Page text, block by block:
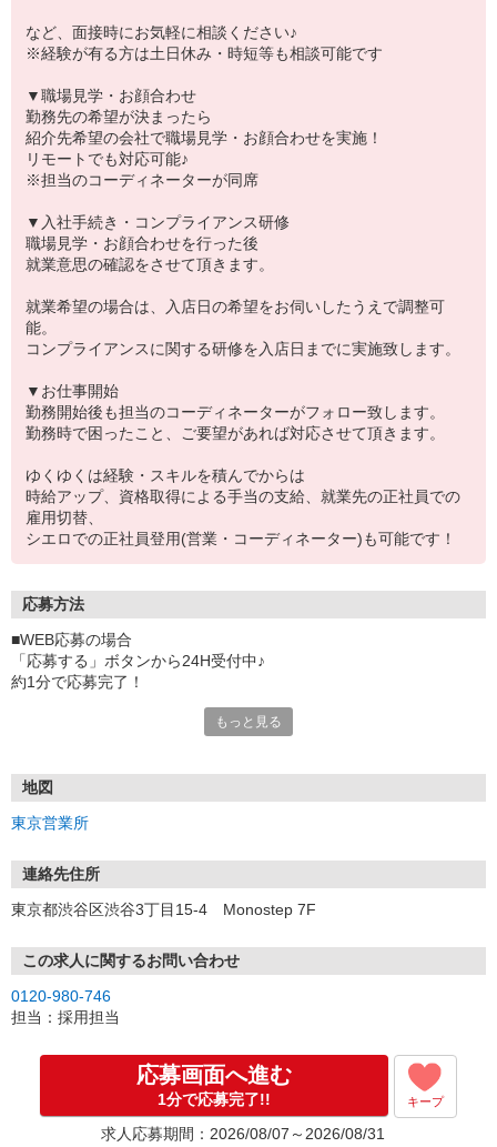
など、面接時にお気軽に相談ください♪
※経験が有る方は土日休み・時短等も相談可能です
▼職場見学・お顔合わせ
勤務先の希望が決まったら
紹介先希望の会社で職場見学・お顔合わせを実施！
リモートでも対応可能♪
※担当のコーディネーターが同席
▼入社手続き・コンプライアンス研修
職場見学・お顔合わせを行った後
就業意思の確認をさせて頂きます。
就業希望の場合は、入店日の希望をお伺いしたうえで調整可
能。
コンプライアンスに関する研修を入店日までに実施致します。
▼お仕事開始
勤務開始後も担当のコーディネーターがフォロー致します。
勤務時で困ったこと、ご要望があれば対応させて頂きます。
ゆくゆくは経験・スキルを積んでからは
時給アップ、資格取得による手当の支給、就業先の正社員での
雇用切替、
シエロでの正社員登用(営業・コーディネーター)も可能です！
応募方法
■WEB応募の場合
「応募する」ボタンから24H受付中♪
約1分で応募完了！
①応募から3営業日を目安に、メールorお電話でご連絡します。
★スマホでWEB面接（LINEなど）・出張面接・事務所面接と選べま
す
③面接実施（履歴書不要）
※ご希望があれば、職場見学の調整もOKです！
お気軽にご応募ください♪
もっと見る
地図
東京営業所
連絡先住所
東京都渋谷区渋谷3丁目15-4 Monostep 7F
この求人に関するお問い合わせ
0120-980-746
担当：採用担当
応募画面へ進む
1分で応募完了!! キープ
求人応募期間：2026/08/07～2026/08/31